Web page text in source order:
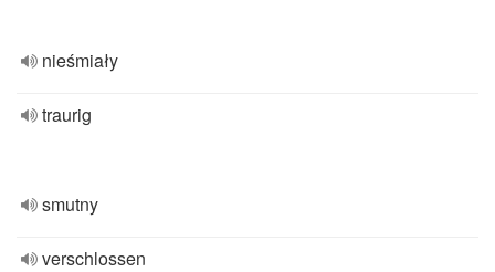
nieśmiały
traurig
smutny
verschlossen